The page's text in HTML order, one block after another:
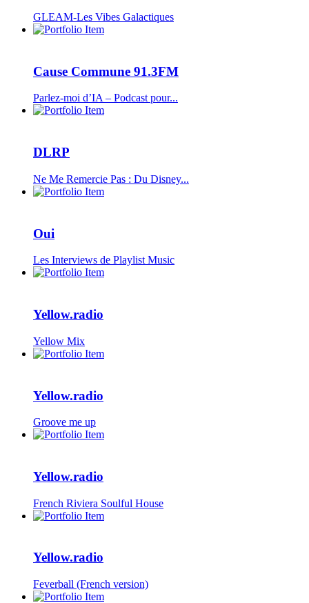
GLEAM-Les Vibes Galactiques
Cause Commune 91.3FM
Parlez-moi d’IA – Podcast pour...
DLRP
Ne Me Remercie Pas : Du Disney...
Oui
Les Interviews de Playlist Music
Yellow.radio
Yellow Mix
Yellow.radio
Groove me up
Yellow.radio
French Riviera Soulful House
Yellow.radio
Feverball (French version)